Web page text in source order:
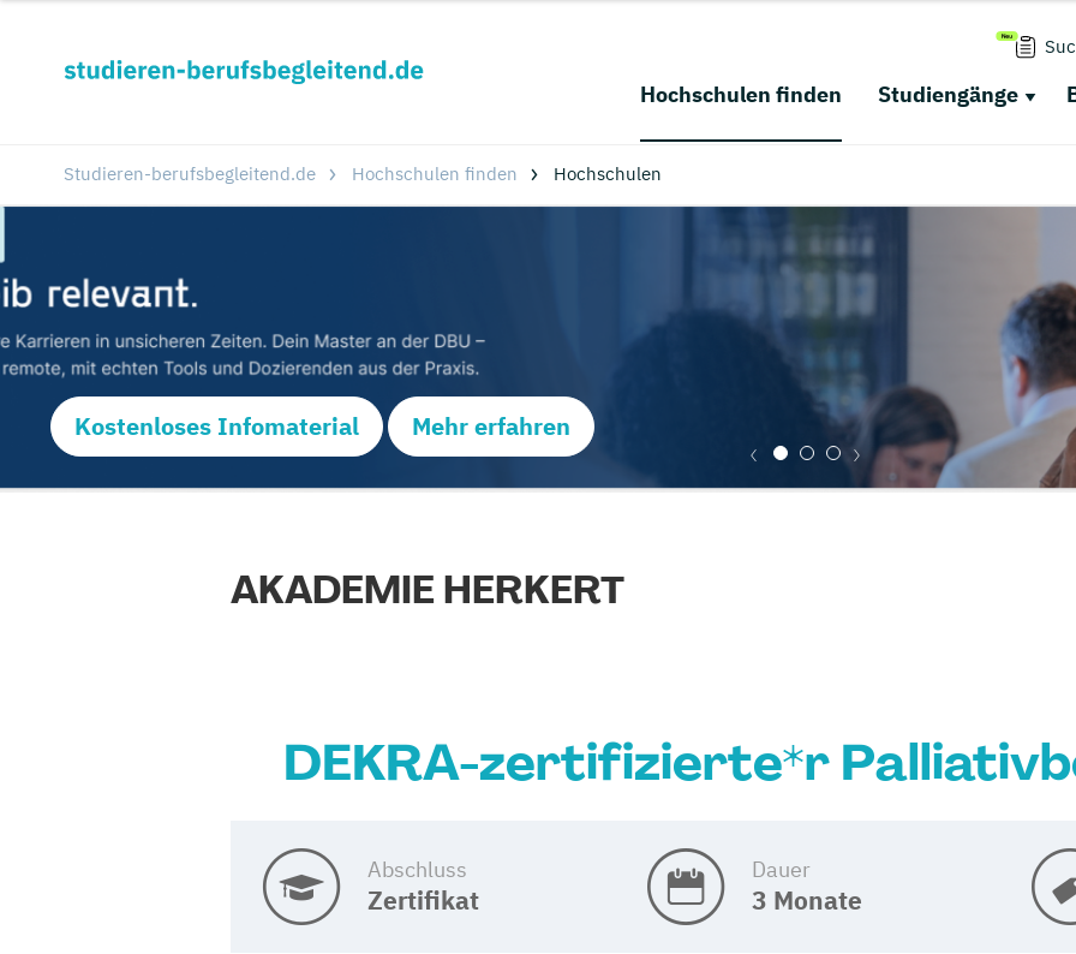
Hochschulen finden Studiengänge
Studieren-berufsbegleitend.de Hochschulen finden Hochschulen
Kostenloses Infomaterial Mehr erfahren
AKADEMIE HERKERT
DEKRA-zertifizierte*r
Abschluss
Zertifikat
Dauer
3 Monate